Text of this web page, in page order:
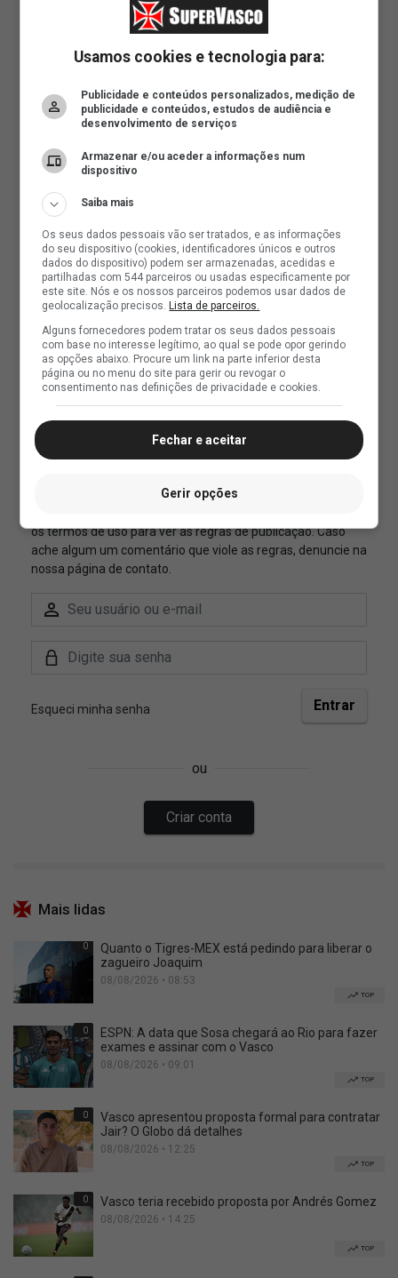
Mais lidas
0
Quanto o Tigres-MEX está pedindo para liberar o
zagueiro Joaquim
08/08/2026 • 08:53
TOP
0
ESPN: A data que Sosa chegará ao Rio para fazer
exames e assinar com o Vasco
08/08/2026 • 09:01
TOP
0
Vasco apresentou proposta formal para contratar
Jair? O Globo dá detalhes
08/08/2026 • 12:25
TOP
0 Vasco teria recebido proposta por Andrés Gomez
08/08/2026 • 14:25
TOP
Usamos cookies e tecnologia para:
Publicidade e conteúdos personalizados, medição de
publicidade e conteúdos, estudos de audiência e
desenvolvimento de serviços
Armazenar e/ou aceder a informações num
dispositivo
Saiba mais
Os seus dados pessoais vão ser tratados, e as informações
do seu dispositivo (cookies, identificadores únicos e outros
dados do dispositivo) podem ser armazenadas, acedidas e
partilhadas com 544 parceiros ou usadas especificamente por
este site. Nós e os nossos parceiros podemos usar dados de
geolocalização precisos.Lista de parceiros.
Alguns fornecedores podem tratar os seus dados pessoais
com base no interesse legítimo, ao qual se pode opor gerindo
as opções abaixo. Procure um link na parte inferior desta
página ou no menu do site para gerir ou revogar o
consentimento nas definições de privacidade e cookies.
Fechar e aceitar
Gerir opções